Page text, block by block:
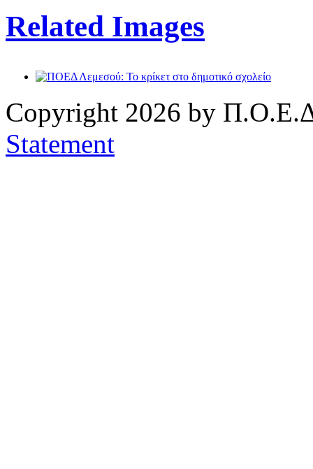
Related Images
Copyright 2026 by
Statement